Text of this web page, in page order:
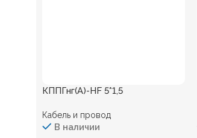
КППГнг(А)-HF 5*1,5
Кабель и провод
В наличии